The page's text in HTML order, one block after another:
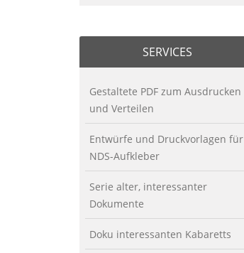
SERVICES
Gestaltete PDF zum Ausdrucken
und Verteilen
Entwürfe und Druckvorlagen für
NDS-Aufkleber
Serie alter, interessanter
Dokumente
Doku interessanten Kabaretts